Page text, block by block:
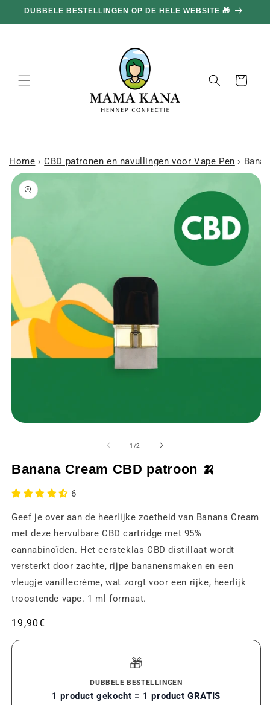
doorgaan
naar
DUBBELE BESTELLINGEN OP DE HELE WEBSITE 🎁
Mand
Home › CBD patronen en navullingen voor Vape Pen ›
naar
een
modaal
1 /van
2
Banana Cream CBD patroon 🍌
6
Geef je over aan de heerlijke zoetheid van Banana Cream
met deze hervulbare CBD cartridge met 95%
cannabinoïden. Het eersteklas CBD distillaat wordt
versterkt door zachte, rijpe bananensmaken en een
vleugje vanillecrème, wat zorgt voor een rijke, heerlijk
troostende vape. 1 ml formaat.
Gebruikelijke
prijs
19,90€
🎁
DUBBELE BESTELLINGEN
1 product gekocht = 1 product GRATIS